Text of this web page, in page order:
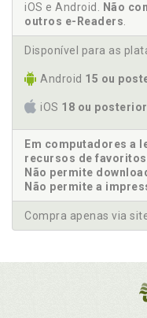
iOS e Android.
Não
outros e-Readers
Disponível para as
Android 15 ou
iOS 18 ou posterior
Em computadores a
recursos de
Não permite
Não permite a
Compra apenas via